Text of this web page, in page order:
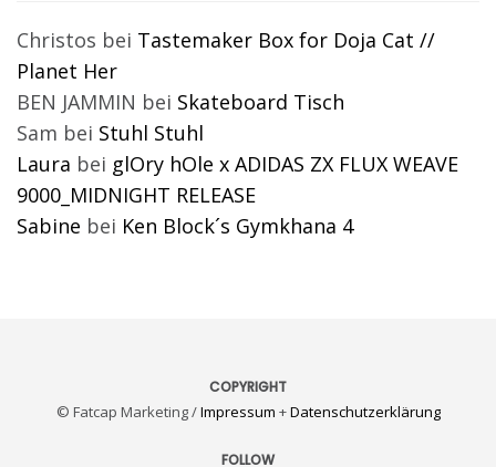
Christos bei Tastemaker Box for Doja Cat //
Planet Her
BEN JAMMIN bei Skateboard Tisch
Sam bei Stuhl Stuhl
Laura bei glOry hOle x ADIDAS ZX FLUX WEAVE
9000_MIDNIGHT RELEASE
Sabine bei Ken Block´s Gymkhana 4
COPYRIGHT
© Fatcap Marketing /Impressum +Datenschutzerklärung
FOLLOW